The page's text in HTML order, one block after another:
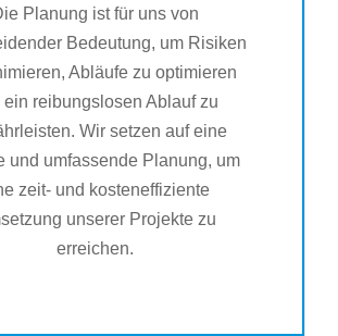
Planung ist für uns von
Bedeutung, um Risiken
Abläufe zu optimieren
ein reibungslosen Ablauf zu
Wir setzen auf eine
und umfassende Planung, um
zeit- und kosteneffiziente
unserer Projekte zu
erreichen.